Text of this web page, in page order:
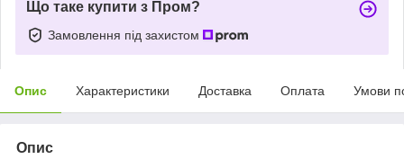
Що таке купити з Пром?
Замовлення під захистом
Опис Характеристики Доставка Оплата Умови
Опис